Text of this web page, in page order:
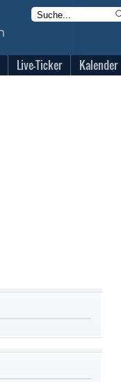
Live-Ticker Kalender